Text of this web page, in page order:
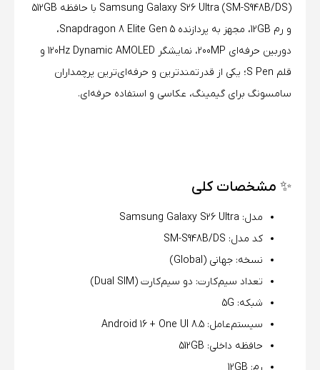
Samsung Galaxy S26 Ultra (SM-S948B/DS) با حافظه 512GB
و رم 12GB، مجهز به پردازنده Snapdragon 8 Elite Gen 5،
دوربین حرفه‌ای 200MP، نمایشگر 120Hz Dynamic AMOLED و
قلم S Pen؛ یکی از قدرتمندترین و حرفه‌ای‌ترین پرچمداران
سامسونگ برای گیمینگ، عکاسی و استفاده حرفه‌ای.
✨ مشخصات کلی
مدل: Samsung Galaxy S26 Ultra
کد مدل: SM-S948B/DS
نسخه: جهانی (Global)
تعداد سیم‌کارت: دو سیم‌کارت (Dual SIM)
شبکه: 5G
سیستم‌عامل: Android 16 + One UI 8.5
حافظه داخلی: 512GB